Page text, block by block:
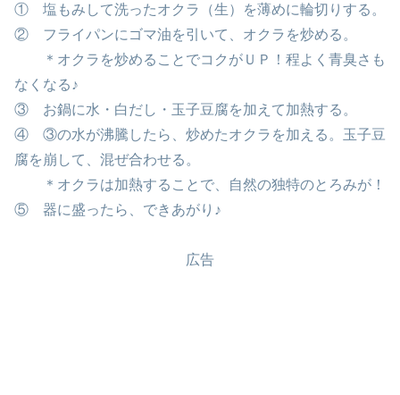
① 塩もみして洗ったオクラ（生）を薄めに輪切りする。
② フライパンにゴマ油を引いて、オクラを炒める。
＊オクラを炒めることでコクがＵＰ！程よく青臭さも
なくなる♪
③ お鍋に水・白だし・玉子豆腐を加えて加熱する。
④ ③の水が沸騰したら、炒めたオクラを加える。玉子豆
腐を崩して、混ぜ合わせる。
＊オクラは加熱することで、自然の独特のとろみが！
⑤ 器に盛ったら、できあがり♪
広告